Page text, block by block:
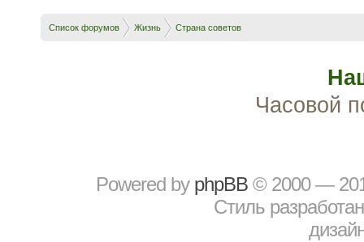
Список форумов Жизнь Страна советов
Часовой
Powered by рhрBВ © 2000 —
Стиль